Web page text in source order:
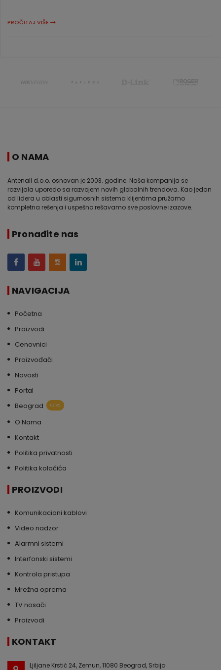
PROČITAJ VIŠE
O NAMA
Antenall d.o.o. osnovan je 2003. godine. Naša kompanija se
razvijala uporedo sa razvojem novih globalnih trendova. Kao jedan
od lidera u oblasti sigurnosnih sistema klijentima pružamo
kompletna rešenja i uspešno rešavamo sve poslovne izazove.
Pronađite nas
NAVIGACIJA
Početna
Proizvodi
Cenovnici
Proizvođači
Novosti
Portal
Beograd
uživo
O Nama
Kontakt
Politika privatnosti
Politika kolačića
PROIZVODI
Komunikacioni kablovi
Video nadzor
Alarmni sistemi
Interfonski sistemi
Kontrola pristupa
Mrežna oprema
TV nosači
Proizvodi
KONTAKT
Ljiljane Krstić 24, Zemun, 11080 Beograd, Srbija